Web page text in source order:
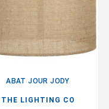
ABAT JOUR JODY
THE LIGHTING CO